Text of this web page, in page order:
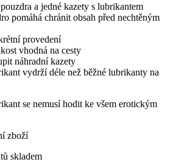
a jedné kazety s lubrikantem
pomáhá chránit obsah před nechtěným
provedení
vhodná na cesty
náhradní kazety
vydrží déle než běžné lubrikanty na
se nemusí hodit ke všem erotickým
zboží
skladem